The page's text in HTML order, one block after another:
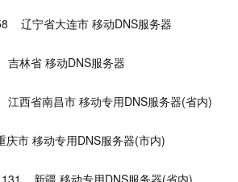
辽宁省大连市 移动DNS服务器
林省 移动DNS服务器
省南昌市 移动专用DNS服务器(省内)
移动专用DNS服务器(市内)
新疆 移动专用DNS服务器(省内)